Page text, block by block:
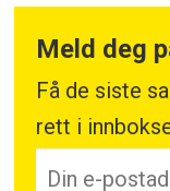
Meld deg
Få de siste
rett i